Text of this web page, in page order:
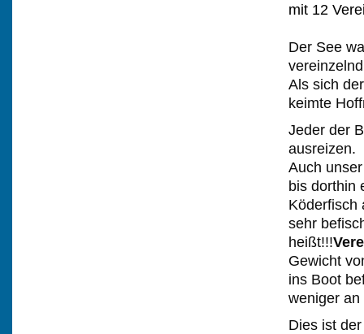
mit 12
Der See
Als sich
keimte
Jeder der
ausreizen.
Auch
bis dorthin
Köderfisch
sehr
heißt!!!
Gewicht
ins Boot
weniger
Dies ist